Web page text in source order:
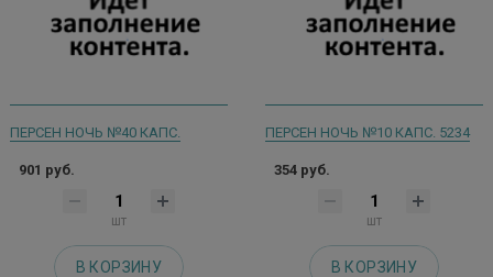
ПЕРСЕН НОЧЬ №40 КАПС.
901 руб.
шт
В КОРЗИНУ
ПЕРСЕН НОЧЬ №10 КАПС. 5234
354 руб.
шт
В КОРЗИНУ